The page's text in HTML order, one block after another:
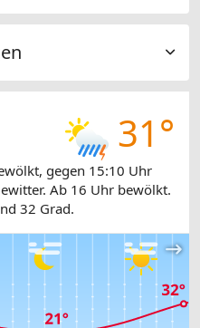
31°
gegen 15:10 Uhr
Ab 16 Uhr bewölkt.
32 Grad.